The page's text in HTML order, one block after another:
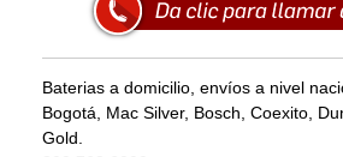
Baterias a domicilio, envíos a nivel
Bogotá, Mac Silver, Bosch, Coexito,
Gold.